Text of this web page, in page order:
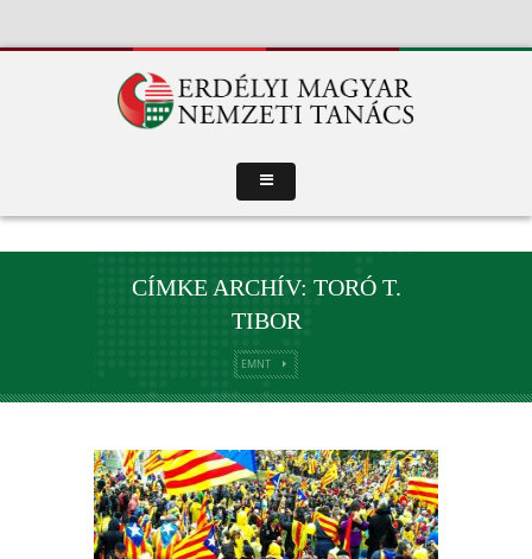
CÍMKE ARCHÍV: TORÓ T.
TIBOR
EMNT